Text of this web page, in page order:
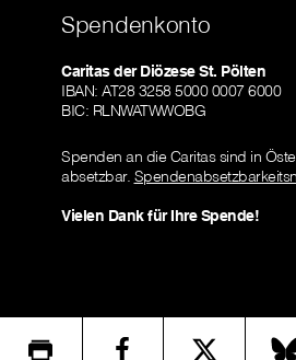
Spendenkonto
Caritas der Diözese St. Pölten
IBAN: AT28 3258 5000 0007 6000
BIC: RLNWATWWOBG
Spenden an die Caritas sind in
absetzbar.
Vielen Dank für Ihre Spende!